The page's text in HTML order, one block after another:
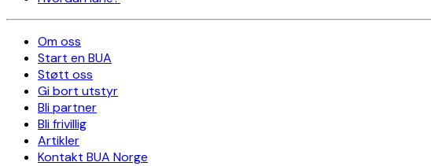
Om oss
Start en BUA
Støtt oss
Gi bort utstyr
Bli partner
Bli frivillig
Artikler
Kontakt BUA Norge